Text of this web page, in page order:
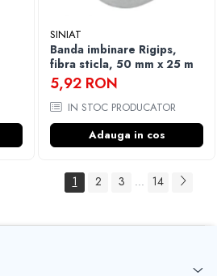
SINIAT
Banda imbinare Rigips,
fibra sticla, 50 mm x 25 m
5,92 RON
IN STOC PRODUCATOR
Adauga in cos
1 2 3 ... 14